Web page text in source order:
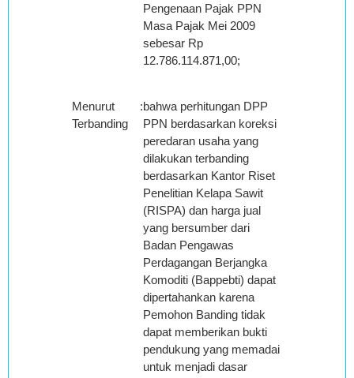
Pengenaan Pajak PPN
Masa Pajak Mei 2009
sebesar Rp
12.786.114.871,00;
Menurut
Terbanding
:bahwa perhitungan DPP
PPN berdasarkan koreksi
peredaran usaha yang
dilakukan terbanding
berdasarkan Kantor Riset
Penelitian Kelapa Sawit
(RISPA) dan harga jual
yang bersumber dari
Badan Pengawas
Perdagangan Berjangka
Komoditi (Bappebti) dapat
dipertahankan karena
Pemohon Banding tidak
dapat memberikan bukti
pendukung yang memadai
untuk menjadi dasar